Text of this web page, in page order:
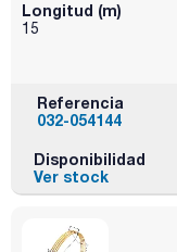
Longitud (m)
15
Referencia
032-054144
Disponibilidad
Ver stock